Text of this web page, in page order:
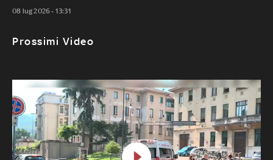
08 lug 2026 - 13:31
Prossimi Video